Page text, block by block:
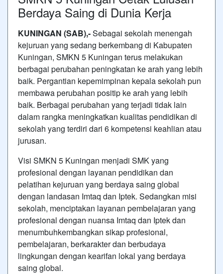
Berdaya Saing di Dunia Kerja
KUNINGAN (SAB),-Sebagai sekolah menengah
kejuruan yang sedang berkembang di Kabupaten
Kuningan, SMKN 5 Kuningan terus melakukan
berbagai perubahan peningkatan ke arah yang lebih
baik. Pergantian kepemimpinan kepala sekolah pun
membawa perubahan positip ke arah yang lebih
baik. Berbagai perubahan yang terjadi tidak lain
dalam rangka meningkatkan kualitas pendidikan di
sekolah yang terdiri dari 6 kompetensi keahlian atau
jurusan.
Visi SMKN 5 Kuningan menjadi SMK yang
profesional dengan layanan pendidikan dan
pelatihan kejuruan yang berdaya saing global
dengan landasan Imtaq dan Iptek. Sedangkan misi
sekolah, menciptakan layanan pembelajaran yang
profesional dengan nuansa Imtaq dan Iptek dan
menumbuhkembangkan sikap profesional,
pembelajaran, berkarakter dan berbudaya
lingkungan dengan kearifan lokal yang berdaya
saing global.